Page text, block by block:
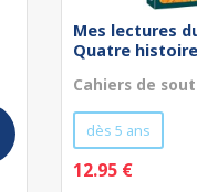
Mes lectures
Quatre
Cahiers de
dès 5 ans
12.95 €